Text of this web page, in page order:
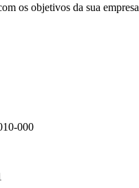
os objetivos da sua empresa
000